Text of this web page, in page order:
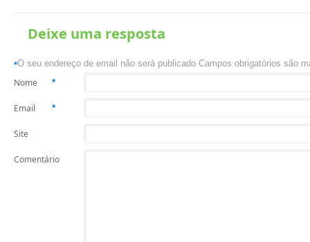
Deixe uma resposta
O seu endereço de email não será publicado Campos obrigatórios são
*
Nome *
Email *
Site
Comentário